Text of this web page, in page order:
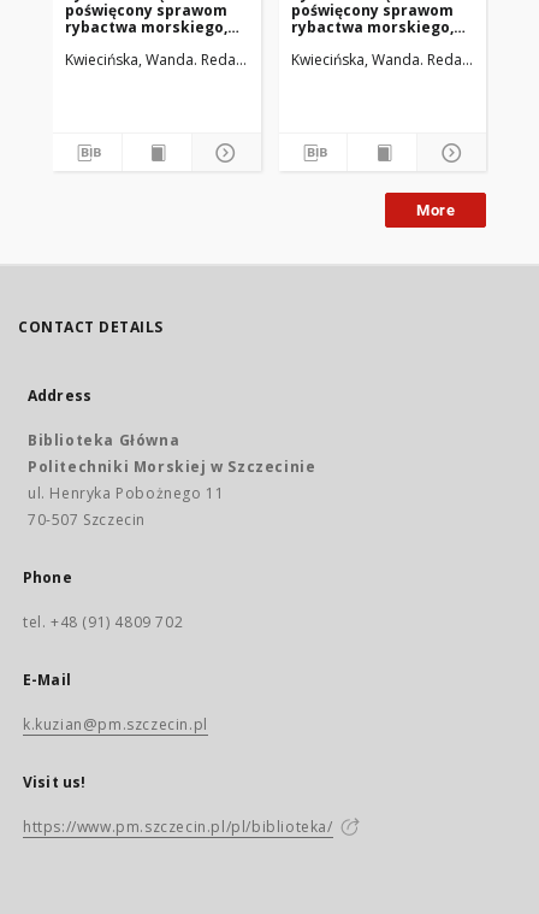
poświęcony sprawom
rybactwa morskiego,
handlu rybnego oraz
Kwiecińska, Wanda. Redaktor
poświęcony sprawom
rybactwa morskiego,
handlu rybnego oraz
Kwiecińska, Wanda. Redaktor
More
CONTACT DETAILS
Address
Biblioteka Główna
Politechniki Morskiej w Szczecinie
ul. Henryka Pobożnego 11
70-507 Szczecin
Phone
tel. +48 (91) 4809 702
E-Mail
k.kuzian@pm.szczecin.pl
Visit us!
https://www.pm.szczecin.pl/pl/biblioteka/